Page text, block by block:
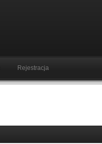
Rejestracja